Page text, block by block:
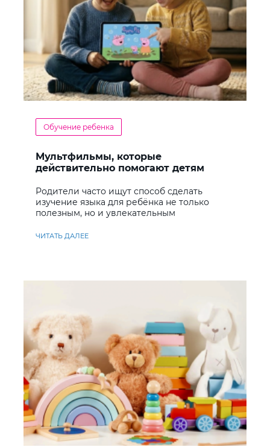
Обучение ребенка
Мультфильмы, которые
действительно помогают детям
Родители часто ищут способ сделать
изучение языка для ребёнка не только
полезным, но и увлекательным
ЧИТАТЬ ДАЛЕЕ